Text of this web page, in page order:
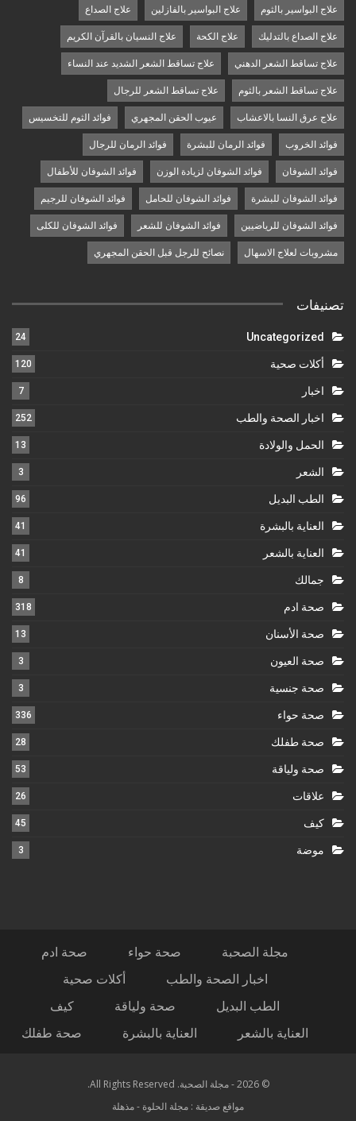
علاج البواسير بالثوم علاج البواسير بالفازلين علاج الصداع
علاج الصداع بالتدليك علاج الكحة علاج النسيان بالقرآن الكريم
علاج تساقط الشعر الدهني علاج تساقط الشعر الشديد عند النساء
علاج تساقط الشعر بالثوم علاج تساقط الشعر للرجال
علاج عرق النسا بالاعشاب عيوب الحقن المجهري فوائد الثوم للتخسيس
فوائد الخروب فوائد الرمان للبشرة فوائد الرمان للرجال
فوائد الشوفان فوائد الشوفان لزيادة الوزن فوائد الشوفان للأطفال
فوائد الشوفان للبشرة فوائد الشوفان للحامل فوائد الشوفان للرجيم
فوائد الشوفان للرياضيين فوائد الشوفان للشعر فوائد الشوفان للكلى
مشروبات لعلاج الاسهال نصائح للرجل قبل الحقن المجهري
تصنيفات
Uncategorized
24
أكلات صحية 120
اخبار 7
اخبار الصحة والطب 252
الحمل والولادة 13
الشعر 3
الطب البديل 96
العناية بالبشرة 41
العناية بالشعر 41
جمالك 8
صحة ادم 318
صحة الأسنان 13
صحة العيون 3
صحة جنسية 3
صحة حواء 336
صحة طفلك 28
صحة ولياقة 53
علاقات 26
كيف 45
موضة 3
مجلة الصحبة صحة حواء
صحة ادم
اخبار الصحة والطب
أكلات صحية
الطب البديل
صحة ولياقة
كيف
العناية بالشعر
العناية بالبشرة صحة طفلك
© 2026 - مجلة الصحبة. All Rights Reserved.
مواقع صديقة : مجلة الحلوة -مذهلة